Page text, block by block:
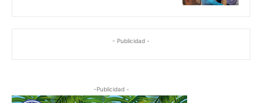
- Publicidad -
-Publicidad -